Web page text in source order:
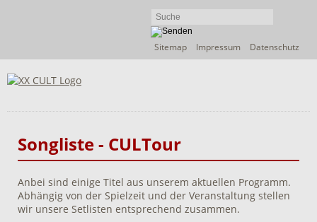
Navigation
Sitemap Impressum Datenschutz
Songliste - CULTour
Anbei sind einige Titel aus unserem aktuellen Programm.
Abhängig von der Spielzeit und der Veranstaltung stellen
wir unsere Setlisten entsprechend zusammen.